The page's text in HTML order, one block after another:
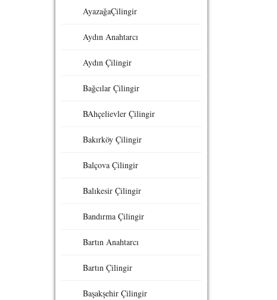
AyazağaÇilingir
Aydın Anahtarcı
Aydın Çilingir
Bağcılar Çilingir
BAhçelievler Çilingir
Bakırköy Çilingir
Balçova Çilingir
Balıkesir Çilingir
Bandırma Çilingir
Bartın Anahtarcı
Bartın Çilingir
Başakşehir Çilingir